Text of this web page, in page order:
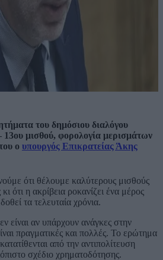
του δημόσιου διαλόγου
13ου μισθού, φορολογία μερισμάτων
ο υπουργός Επικρατείας Άκης
ότι θέλουμε καλύτερους μισθούς
ότι η ακρίβεια ροκανίζει ένα μέρος
τα τελευταία χρόνια.
είναι αν υπάρχουν ανάγκες στην
πραγματικές και πολλές. Το ερώτημα
από την αντιπολίτευση
σχέδιο χρηματοδότησης.